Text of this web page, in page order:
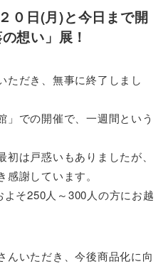
０日(月)と今日まで開
想い」展！
ただき、無事に終了しまし
」での開催で、一週間という
は戸惑いもありましたが、
謝しています。
そ250人～300人の方にお越
んいただき、今後商品化に向